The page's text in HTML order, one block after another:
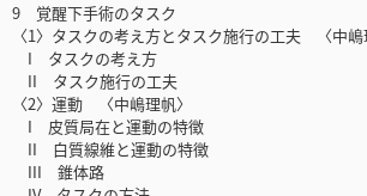
9 覚醒下手術のタスク
〈1〉タスクの考え方とタスク施行の工夫 〈中嶋
I タスクの考え方
II タスク施行の工夫
〈2〉運動 〈中嶋理帆〉
I 皮質局在と運動の特徴
II 白質線維と運動の特徴
III 錐体路